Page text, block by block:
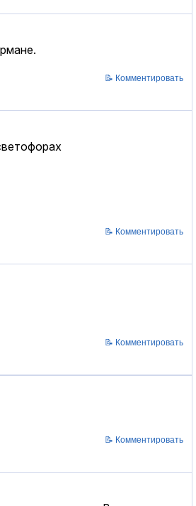
📝 Комментировать
📝 Комментировать
📝 Комментировать
📝 Комментировать